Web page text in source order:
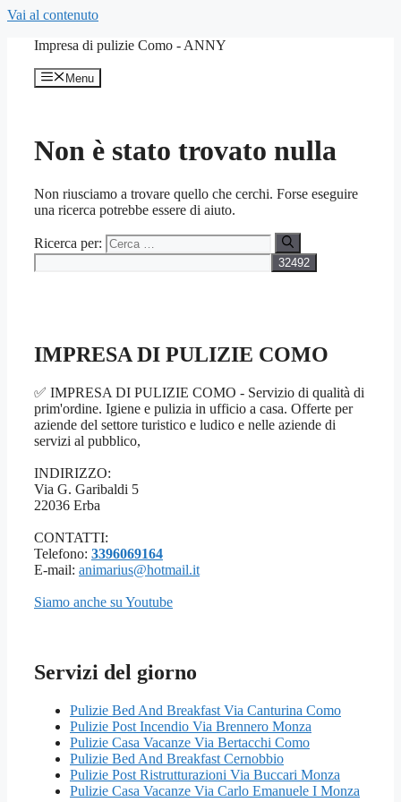
Vai al contenuto
Impresa di pulizie Como - ANNY
Menu
Non è stato trovato nulla
Non riusciamo a trovare quello che cerchi. Forse eseguire
una ricerca potrebbe essere di aiuto.
Ricerca per:
IMPRESA DI PULIZIE COMO
✅ IMPRESA DI PULIZIE COMO - Servizio di qualità di
prim'ordine. Igiene e pulizia in ufficio a casa. Offerte per
aziende del settore turistico e ludico e nelle aziende di
servizi al pubblico,
INDIRIZZO:
Via G. Garibaldi 5
22036 Erba
CONTATTI:
Telefono: 3396069164
E-mail: animarius@hotmail.it
Siamo anche su Youtube
Servizi del giorno
Pulizie Bed And Breakfast Via Canturina Como
Pulizie Post Incendio Via Brennero Monza
Pulizie Casa Vacanze Via Bertacchi Como
Pulizie Bed And Breakfast Cernobbio
Pulizie Post Ristrutturazioni Via Buccari Monza
Pulizie Casa Vacanze Via Carlo Emanuele I Monza